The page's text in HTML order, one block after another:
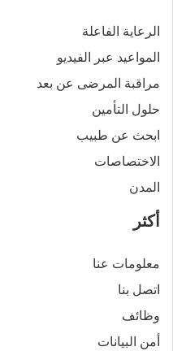
الرعاية الفاعلة
المواعيد عبر الفيديو
مراقبة المرضى عن بعد
حلول التأمين
ابحث عن طبيب
الاختصاصات
المدن
أكثر
معلومات عنا
اتصل بنا
وظائف
أمن البيانات